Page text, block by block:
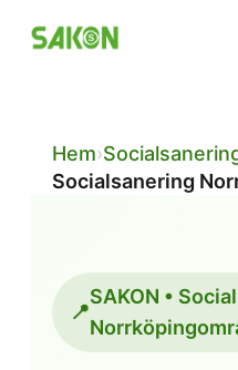
Skip
Hem›
Socialsanering
📍
SAKON •